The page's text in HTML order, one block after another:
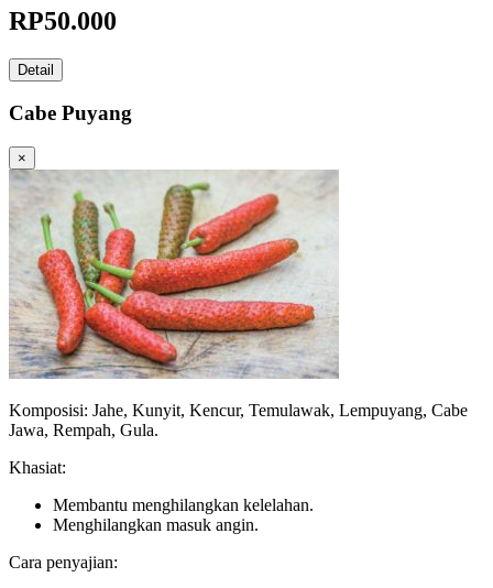
RP50.000
Detail
Cabe Puyang
×
Komposisi: Jahe, Kunyit, Kencur, Temulawak, Lempuyang, Cabe
Jawa, Rempah, Gula.
Khasiat:
Membantu menghilangkan kelelahan.
Menghilangkan masuk angin.
Cara penyajian: